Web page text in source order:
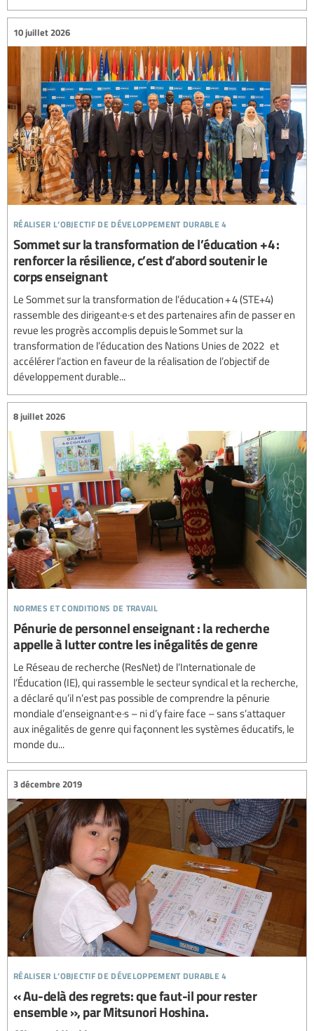
réaliser l’objectif de développement durable 4
10 juillet 2026
Sommet sur la transformation de l’éducation +4 :
renforcer la résilience, c’est d’abord soutenir le
corps enseignant
Le Sommet sur la transformation de l’éducation + 4 (STE+4)
rassemble des dirigeant·e·s et des partenaires afin de passer en
revue les progrès accomplis depuis le Sommet sur la
transformation de l’éducation des Nations Unies de 2022 et
accélérer l’action en faveur de la réalisation de l’objectif de
développement durable...
normes et conditions de travail
8 juillet 2026
Pénurie de personnel enseignant : la recherche
appelle à lutter contre les inégalités de genre
Le Réseau de recherche (ResNet) de l’Internationale de
l’Éducation (IE), qui rassemble le secteur syndical et la recherche,
a déclaré qu’il n’est pas possible de comprendre la pénurie
mondiale d’enseignant·e·s – ni d’y faire face – sans s’attaquer
aux inégalités de genre qui façonnent les systèmes éducatifs, le
monde du...
réaliser l’objectif de développement durable 4
3 décembre 2019
« Au-delà des regrets: que faut-il pour rester
ensemble », par Mitsunori Hoshina.